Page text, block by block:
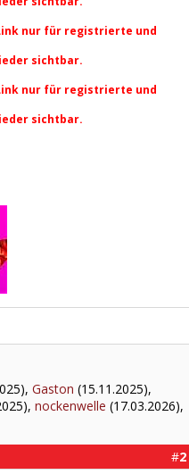
nur für registrierte und
sichtbar.
nur für registrierte und
sichtbar.
Gaston (15.11.2025),
nockenwelle (17.03.2026),
#2